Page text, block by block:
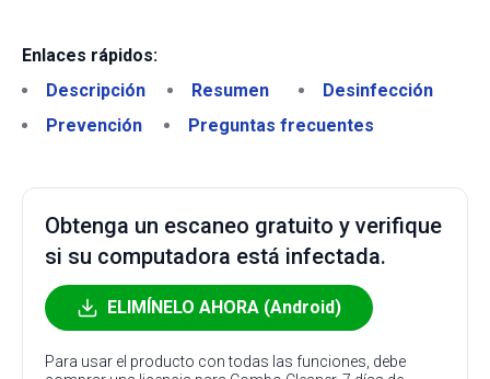
Enlaces rápidos:
Descripción
Resumen
Desinfección
Prevención
Preguntas frecuentes
Obtenga un escaneo gratuito y verifique
si su computadora está infectada.
ELIMÍNELO AHORA (Android)
Para usar el producto con todas las funciones, debe